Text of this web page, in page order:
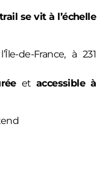
se vit à l’échelle
de-France, à 231
et accessible à